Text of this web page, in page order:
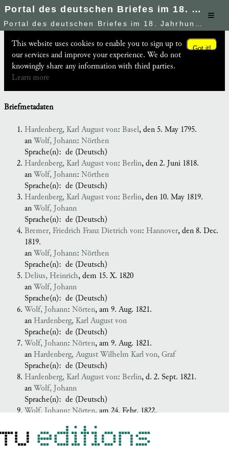
Portal des deutschen Briefes im 18. Jahrhundert ≡
This website uses cookies to enable you to sign up to
our services and improve your experience. We do not
knowingly share any information with third parties.
Learn more
Got it!
Briefmetadaten
Hardenberg, Karl August von: Basel, den 5. May 1795.
anWolf, Johann: Nörthen
Sprache(n): de (Deutsch)
Hardenberg, Karl August von: Berlin, den 2. Juni 1818.
anWolf, Johann: Nörthen
Sprache(n): de (Deutsch)
Hardenberg, Karl August von: Berlin, den 10. May 1819.
anWolf, Johann
Sprache(n): de (Deutsch)
Bremer, Friedrich Franz Dietrich von: Hannover, den 8. Dec.
1819.
anWolf, Johann: Nörthen
Sprache(n): de (Deutsch)
Delius, Heinrich, dem 15. X. 1820
anWolf, Johann
Sprache(n): de (Deutsch)
Wolf, Johann: Nörten, am 9. Aug. 1821.
anHardenberg, Karl August von
Sprache(n): de (Deutsch)
Wolf, Johann: Nörten, am 9. Aug. 1821.
anHardenberg, August Wilhelm Karl von, Graf
Sprache(n): de (Deutsch)
Hardenberg, Karl August von: Berlin, d. 2. Sept. 1821.
anWolf, Johann
Sprache(n): de (Deutsch)
Wolf, Johann: Nörten, am 24. Febr. 1822.
Sprache(n): de (Deutsch)
Hardenberg, Karl August von , 24.2.22.